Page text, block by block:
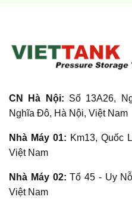
CN Hà Nội: Số 13A26,
Nghĩa Đô, Hà Nội, Việt Nam
Nhà Máy 01: Km13, Quốc
Việt Nam
Nhà Máy 02:Tổ 45 - Uy
Việt Nam